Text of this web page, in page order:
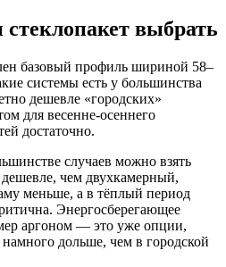
выбрать
базовый профиль шириной 58–
системы есть у большинства
дешевле «городских»
для весенне‑осеннего
достаточно.
случаев можно взять
чем двухкамерный,
меньше, а в тёплый период
Энергосберегающее
аргоном — это уже опции,
дольше, чем в городской